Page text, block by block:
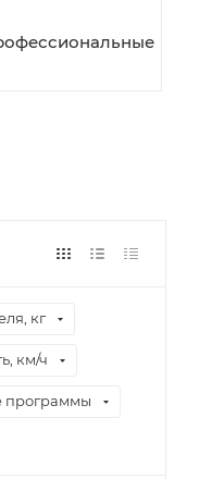
кг
км/ч
программы